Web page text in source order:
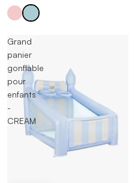
Grand
panier
gonflable
pour
enfants
-
CREAM